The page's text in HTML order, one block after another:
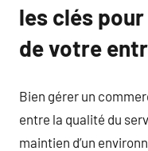
les clés
de votre
Bien gérer un
entre la qualité du
maintien d’un